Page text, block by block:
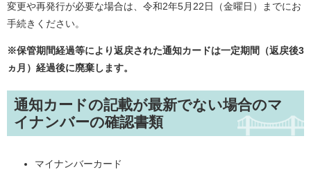
変更や再発行が必要な場合は、令和2年5月22日（金曜日）までにお
手続きください。
※保管期間経過等により返戻された通知カードは一定期間（返戻後3
ヵ月）経過後に廃棄します。
通知カードの記載が最新でない場合のマ
イナンバーの確認書類
マイナンバーカード